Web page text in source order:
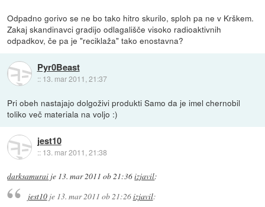
Odpadno gorivo se ne bo tako hitro skurilo, sploh pa ne v Krškem.
Zakaj skandinavci gradijo odlagališče visoko radioaktivnih
odpadkov, če pa je "reciklaža" tako enostavna?
Pyr0Beast
:: 13. mar 2011, 21:37
Pri obeh nastajajo dolgoživi produkti Samo da je imel chernobil
toliko več materiala na voljo :)
jest10
:: 13. mar 2011, 21:38
darksamurai je 13. mar 2011 ob 21:36izjavil:
jest10je 13. mar 2011 ob 21:26izjavil: